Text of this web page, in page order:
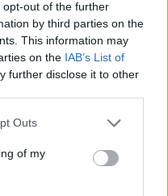
out of the further
by third parties on the
This information may
on the IAB’s List of
further disclose it to other
one or more Google
You may click to
its third-party tags to
in below Google
Outs
of my
Vargas: